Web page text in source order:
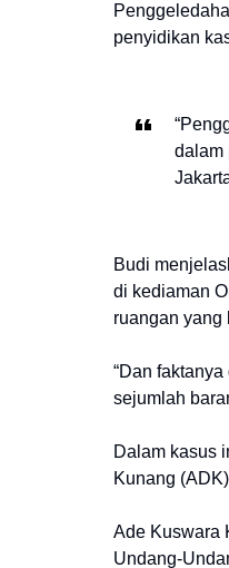
penyidikan
dalam
Budi
di kediaman
ruangan yang
“Dan
sejumlah
Dalam kasus
Kunang
Ade Kuswara
Undang-